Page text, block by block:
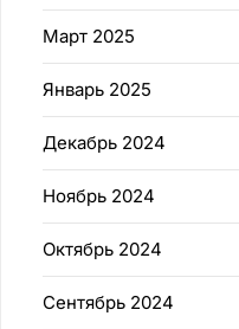
Март 2025
Январь 2025
Декабрь 2024
Ноябрь 2024
Октябрь 2024
Сентябрь 2024